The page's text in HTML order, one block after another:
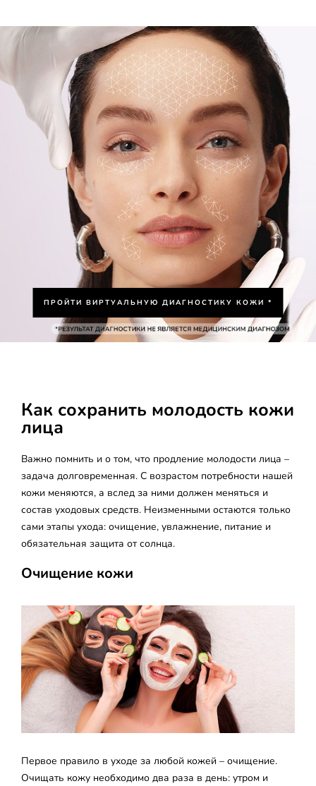
ПРОЙТИ ВИРТУАЛЬНУЮ ДИАГНОСТИКУ КОЖИ *
Как сохранить молодость кожи
лица
Важно помнить и о том, что продление молодости лица –
задача долговременная. С возрастом потребности нашей
кожи меняются, а вслед за ними должен меняться и
состав уходовых средств. Неизменными остаются только
сами этапы ухода: очищение, увлажнение, питание и
обязательная защита от солнца.
Очищение кожи
Первое правило в уходе за любой кожей – очищение.
Очищать кожу необходимо два раза в день: утром и